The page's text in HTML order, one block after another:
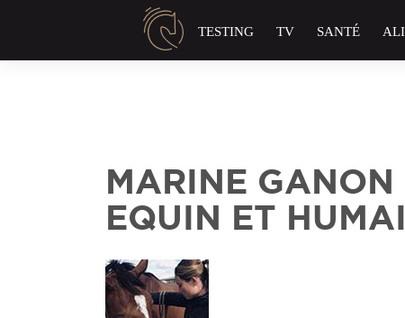
TESTING TV SANTÉ
MARINE GANON
EQUIN ET
Panneau de gestion des cookies